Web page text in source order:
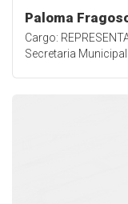
Paloma
Cargo:
Secretaria